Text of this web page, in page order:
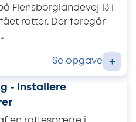
Flensborglandevej 13 i
rotter. Der foregår
Se opgave +
- Installere